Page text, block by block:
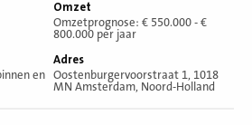
Omzet
Omzetprognose: € 550.000 - €
800.000 per jaar
en
Adres
Oostenburgervoorstraat 1, 1018
MN Amsterdam, Noord-Holland